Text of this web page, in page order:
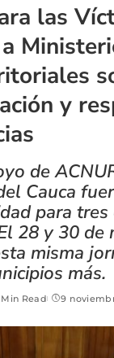
las
y
de
Cauca
para
28 y 30 de
misma
más.
Min Read 9